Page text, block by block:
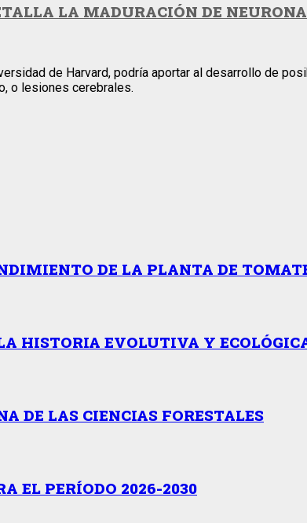
LA MADURACIÓN DE
de Harvard, podría aportar al desarrollo de
o lesiones cerebrales.
DE LA PLANTA DE
HISTORIA EVOLUTIVA Y
DE LAS CIENCIAS FORESTALES
EL PERÍODO 2026-2030